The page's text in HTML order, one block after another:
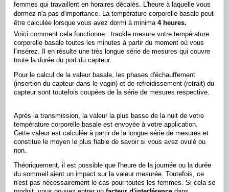
femmes qui travaillent en horaires décalés. L'heure à laquelle vous
dormez n'a pas d'importance. La température corporelle basale peut
être calculée lorsque vous avez dormi à minima 4 heures.
Voici comment cela fonctionne : trackle mesure votre température
corporelle basale toutes les minutes à partir du moment où vous
l'insérez. Il en résulte une très longue série de mesures qui couvre
toute la durée du port du capteur.
Pour le calcul de la valeur basale, les phases d'échauffement
(insertion du capteur dans le vagin) et de refroidissement (retrait) du
capteur sont toutefois coupées de la série de mesures respective.
Après la transmission, la valeur la plus basse de la nuit de votre
température corporelle basale est envoyée à votre application.
Cette valeur est calculée à partir de la longue série de mesures et
constitue le moyen le plus fiable de savoir si vous avez ovulé ou
non.
Théoriquement, il est possible que l'heure de la journée ou la durée
du sommeil aient un impact sur la valeur mesurée. Toutefois, ce
n'est pas nécessairement le cas pour toutes les femmes. Si cela se